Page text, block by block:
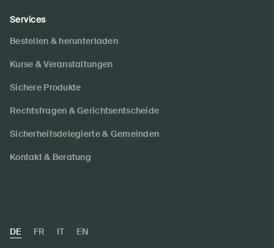
Services
Bestellen & herunterladen
Kurse & Veranstaltungen
Sichere Produkte
Rechtsfragen & Gerichtsentscheide
Sicherheitsdelegierte & Gemeinden
Kontakt & Beratung
DE FR IT EN